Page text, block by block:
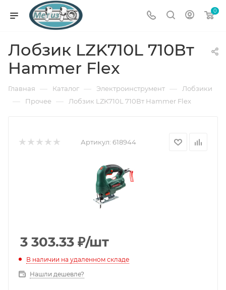
0
Лобзик LZK710L 710Вт
Hammer Flex
Главная — Каталог — Электроинструмент — Лобзики
— Прочее — Лобзик LZK710L 710Вт Hammer Flex
Артикул: 618944
3 303.33 ₽/шт
В наличии на удаленном складе
Нашли дешевле?